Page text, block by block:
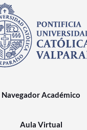
Navegador Académico
Aula Virtual